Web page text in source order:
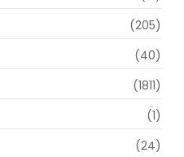
(205)
(40)
(1811)
(1)
(24)